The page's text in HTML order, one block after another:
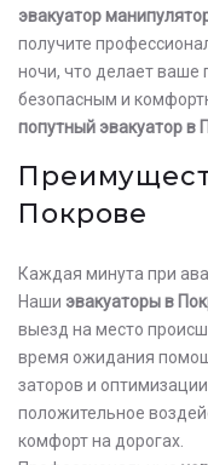
эвакуатор
получите
ночи, что делает ваше
безопасным и
попутный эвакуатор в
Покрове
Каждая минута при
Наши эвакуаторы в
выезд на место
время ожидания
заторов и
положительное
комфорт на дорогах.